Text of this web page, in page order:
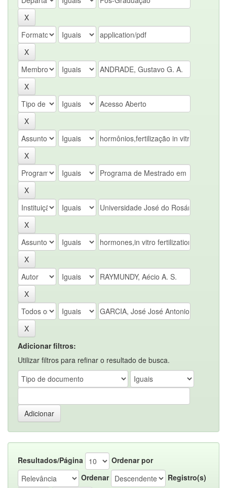
Adicionar filtros:
Utilizar filtros para refinar o resultado de busca.
Resultados/Página
Ordenar por
Ordenar
Registro(s)